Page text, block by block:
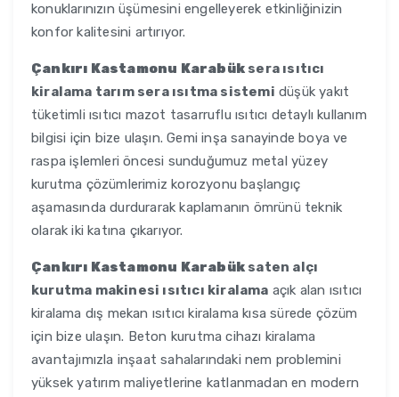
konuklarınızın üşümesini engelleyerek etkinliğinizin
konfor kalitesini artırıyor.
Çankırı Kastamonu Karabük sera ısıtıcı
kiralama tarım sera ısıtma sistemi düşük yakıt
tüketimli ısıtıcı mazot tasarruflu ısıtıcı detaylı kullanım
bilgisi için bize ulaşın. Gemi inşa sanayinde boya ve
raspa işlemleri öncesi sunduğumuz metal yüzey
kurutma çözümlerimiz korozyonu başlangıç
aşamasında durdurarak kaplamanın ömrünü teknik
olarak iki katına çıkarıyor.
Çankırı Kastamonu Karabük saten alçı
kurutma makinesi ısıtıcı kiralama açık alan ısıtıcı
kiralama dış mekan ısıtıcı kiralama kısa sürede çözüm
için bize ulaşın. Beton kurutma cihazı kiralama
avantajımızla inşaat sahalarındaki nem problemini
yüksek yatırım maliyetlerine katlanmadan en modern